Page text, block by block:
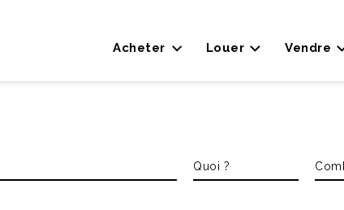
Acheter Louer Vendre